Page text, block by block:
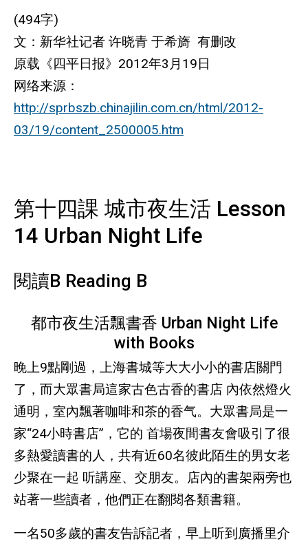
(494字)
文：新华社记者 许晓青 于希旖 有删改
原载《四平日报》2012年3月19日
网络来源：
http://sprbszb.chinajilin.com.cn/html/2012-
03/19/content_2500005.htm
第十四課 城市夜生活 Lesson
14 Urban Night Life
閱讀B Reading B
都市夜生活飄書香 Urban Night Life
with Books
晚上9點剛過，上海書城等大大小小的書店關門
了，而大眾書局這家古色古香的書店 內依然燈火
通明，室內飄著咖啡和茶的香气。大眾書局是一
家“24小時書店”，它的 首場夜間書友會吸引了很
多熱愛讀書的人，共有近60名彼此陌生的男女老
少聚在一起 听講座、交朋友。店內的書架兩旁也
站著一些讀者，他們正在翻閱各類書籍。
一名50多歲的書友告訴記者，早上听到廣播里介